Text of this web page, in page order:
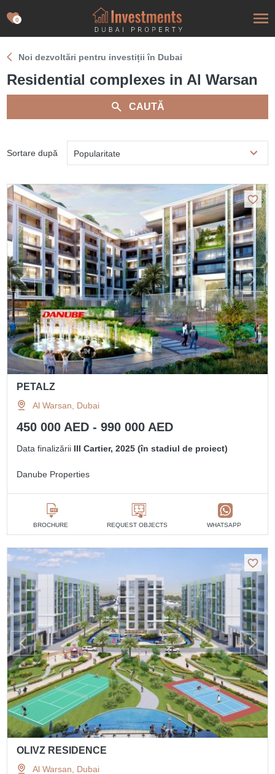
0
Noi dezvoltări pentru investiții în Dubai
Residential complexes in Al Warsan
CAUTĂ
Sortare după Popularitate
PETALZ
Al Warsan, Dubai
450 000 AED - 990 000 AED
Data finalizării III Cartier, 2025 (în stadiul de proiect)
Danube Properties
BROCHURE REQUEST OBJECTS WHATSAPP
OLIVZ RESIDENCE
Al Warsan, Dubai